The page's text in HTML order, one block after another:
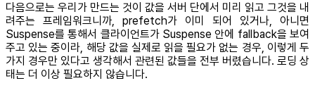
다음으로는 우리가 만드는 것이 값을 서버 단에서 미리 읽고 그것을 내
려주는 프레임워크니까, prefetch가 이미 되어 있거나, 아니면
Suspense를 통해서 클라이언트가 Suspense 안에 fallback을 보여
주고 있는 중이라, 해당 값을 실제로 읽을 필요가 없는 경우, 이렇게 두
가지 경우만 있다고 생각해서 관련된 값들을 전부 버렸습니다. 로딩 상
태는 더 이상 필요하지 않습니다.